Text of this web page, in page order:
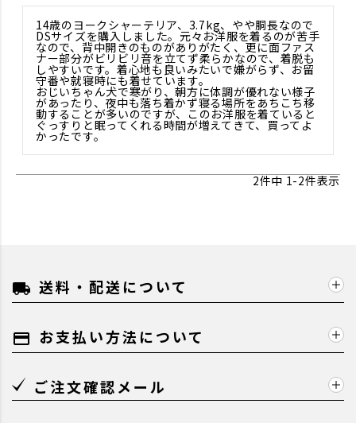
14歳のヨークシャーテリア、3.7kg、やや胴長なので
DSサイズを購入しました。元々お洋服を着るのが苦手
なので、背中開きのものがありがたく、更に面ファス
ナー部分がビリビリ音を立てず柔らかなので、着脱も
しやすいです。着心地も良いみたいで嫌がらず、お留
守番や就寝時にも着せています。
おじいちゃん犬で寒がり、朝方に体調が優れない様子
があったり、夜中も落ち着かず寝る場所をあちこち移
動することが多いのですが、このお洋服を着ていると
ぐっすりと眠ってくれる時間が増えてきて、買ってよ
かったです。
2件中 1-2件表示
local_shipping 送料・配送について
payment お支払い方法について
ご注文確認メール